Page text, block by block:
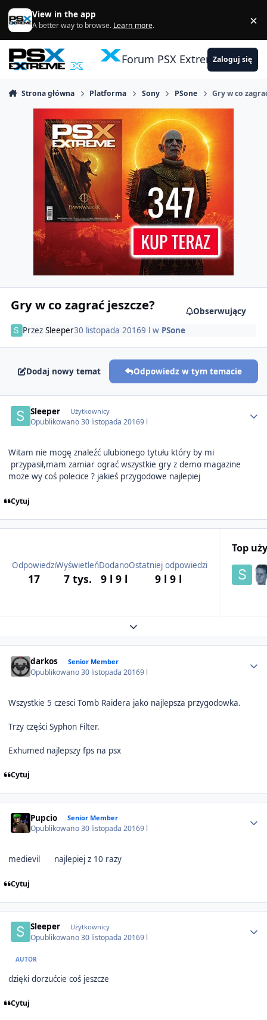
Skocz do zawartości
View in the app
A better way to browse. Learn more. ×
Forum PSX ExtremeZaloguj się
Strona główna Platforma Sony PSone Gry w co
Gry w co zagrać jeszcze?
Obserwujący
Przez Sleeper30 listopada 20169 l w PSone
Dodaj nowy temat Odpowiedz w tym temacie
Sleeper Użytkownicy
Opublikowano30 listopada 20169 l
Witam nie mogę znaleźć ulubionego tytułu który by mi
przypasił,mam zamiar ograć wszystkie gry z demo magazine
może wy coś polecice ? jakieś przygodowe najlepiej
Cytuj
Odpowiedzi
17
Wyświetleń
7 tys.
Dodano
9 l 9 l
Ostatniej odpowiedzi
9 l 9 l
Top
Expand topic overview
darkos Senior Member
Opublikowano30 listopada 20169 l
Wszystkie 5 czesci Tomb Raidera jako najlepsza przygodowka.
Trzy części Syphon Filter.
Exhumed najlepszy fps na psx
Cytuj
Pupcio Senior Member
Opublikowano30 listopada 20169 l
medievil najlepiej z 10 razy
Cytuj
Sleeper Użytkownicy
Opublikowano30 listopada 20169 l
AUTOR
dzięki dorzućcie coś jeszcze
Cytuj